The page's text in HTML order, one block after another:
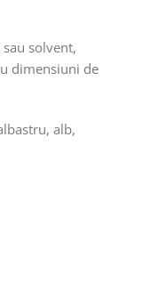
solvent,
dimensiuni de
alb,